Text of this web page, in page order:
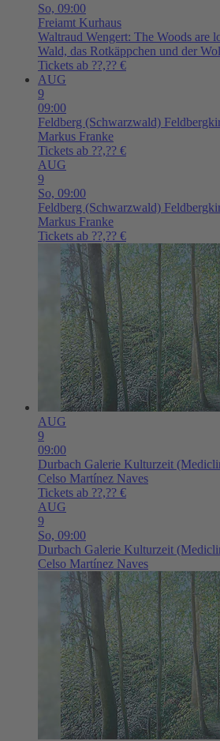
So, 09:00
Freiamt Kurhaus
Waltraud Wengert: The Woods are
Wald, das Rotkäppchen und der
Tickets ab ??,?? €
AUG
9
09:00
Feldberg (Schwarzwald)
Markus Franke
Tickets ab ??,?? €
AUG
9
So, 09:00
Feldberg (Schwarzwald)
Markus Franke
Tickets ab ??,?? €
AUG
9
09:00
Durbach Galerie Kulturzeit
Celso Martínez Naves
Tickets ab ??,?? €
AUG
9
So, 09:00
Durbach Galerie Kulturzeit
Celso Martínez Naves